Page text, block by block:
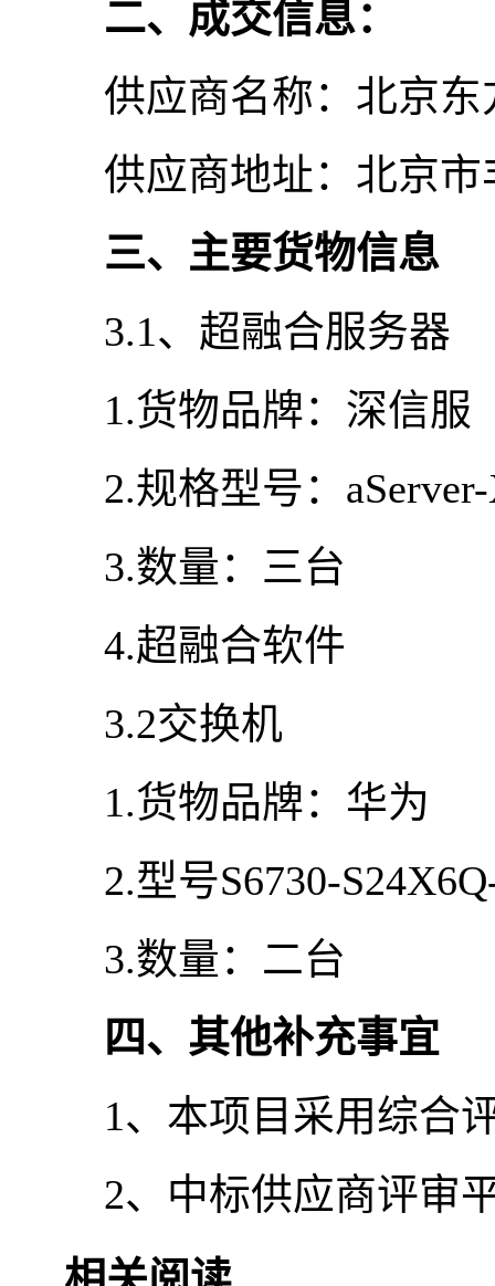
二、成交信息：
供应商名称：北京东
供应商地址：北京市
三、主要货物信息
3.1、超融合服务器
1.货物品牌：深信服
2.规格型号：aServer-
3.数量：三台
4.超融合软件
3.2交换机
1.货物品牌：华为
2.型号S6730-
3.数量：二台
四、其他补充事宜
1、本项目采用综合
2、中标供应商评审平